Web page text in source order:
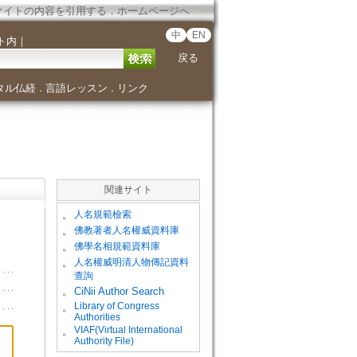
イトの内容を引用する．ホームページへ
内 ｜ 中 EN
戻る
ル仏経． 言語レッスン ． リンク
関連サイト
。 人名規範檢索
。 佛教著者人名權威資料庫
。 佛學名相規範資料庫
。
人名權威明清人物傳記資料
查詢
。
CiNii Author Search
。
Library of Congress
Authorities
。
VIAF(Virtual International
Authority File)